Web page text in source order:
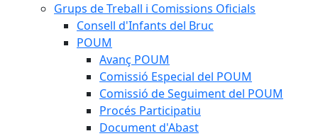
Grups de Treball i Comissions Oficials
Consell d'Infants del Bruc
POUM
Avanç POUM
Comissió Especial del POUM
Comissió de Seguiment del POUM
Procés Participatiu
Document d'Abast